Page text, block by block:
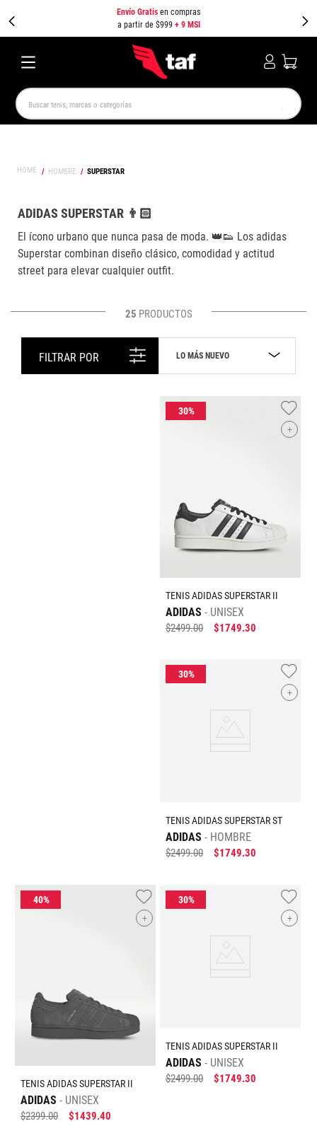
Envío Gratis en compras
a partir de $999 + 9 MSI
Buscar tenis, marcas o categorías
HOMBRE SUPERSTAR
ADIDAS SUPERSTAR 👨🏻
El ícono urbano que nunca pasa de moda. 👑👟 Los adidas
Superstar combinan diseño clásico, comodidad y actitud
street para elevar cualquier outfit.
25 PRODUCTOS
FILTRAR POR LO MÁS NUEVO
+
TENIS ADIDAS SUPERSTAR II
ADIDAS UNISEX
$2499.00 $1749.30
+
TENIS ADIDAS SUPERSTAR ST
ADIDAS HOMBRE
$2499.00 $1749.30
+
TENIS ADIDAS SUPERSTAR II
ADIDAS UNISEX
$2399.00 $1439.40
+
TENIS ADIDAS SUPERSTAR II
ADIDAS UNISEX
$2499.00 $1749.30